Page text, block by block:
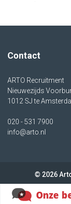
Contact
ARTO Recruitment
Nieuwezijds
1012 SJ te
020 - 531 7900
info@arto.nl
© 2026